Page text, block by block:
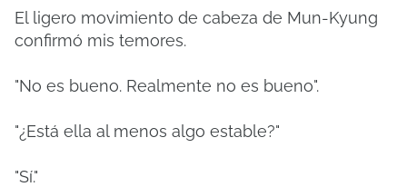
El ligero movimiento de cabeza de Mun-Kyung
confirmó mis temores.
"No es bueno. Realmente no es bueno".
"¿Está ella al menos algo estable?"
"Sí."